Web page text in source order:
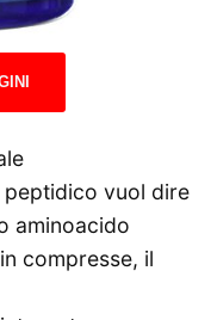
peptidico vuol dire
aminoacido
compresse, il